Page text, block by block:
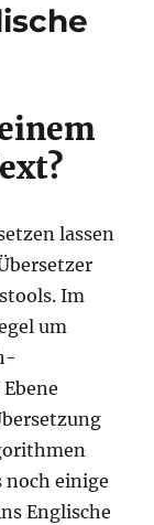
lassen
Im
um
noch einige
Englische